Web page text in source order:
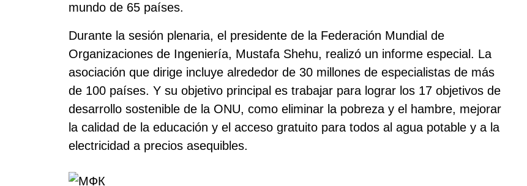
mundo de 65 países.
Durante la sesión plenaria, el presidente de la Federación Mundial de
Organizaciones de Ingeniería, Mustafa Shehu, realizó un informe especial. La
asociación que dirige incluye alrededor de 30 millones de especialistas de más
de 100 países. Y su objetivo principal es trabajar para lograr los 17 objetivos de
desarrollo sostenible de la ONU, como eliminar la pobreza y el hambre, mejorar
la calidad de la educación y el acceso gratuito para todos al agua potable y a la
electricidad a precios asequibles.